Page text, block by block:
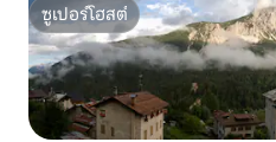
ซูเปอร์โฮสต์
ซูเปอร์โฮสต์